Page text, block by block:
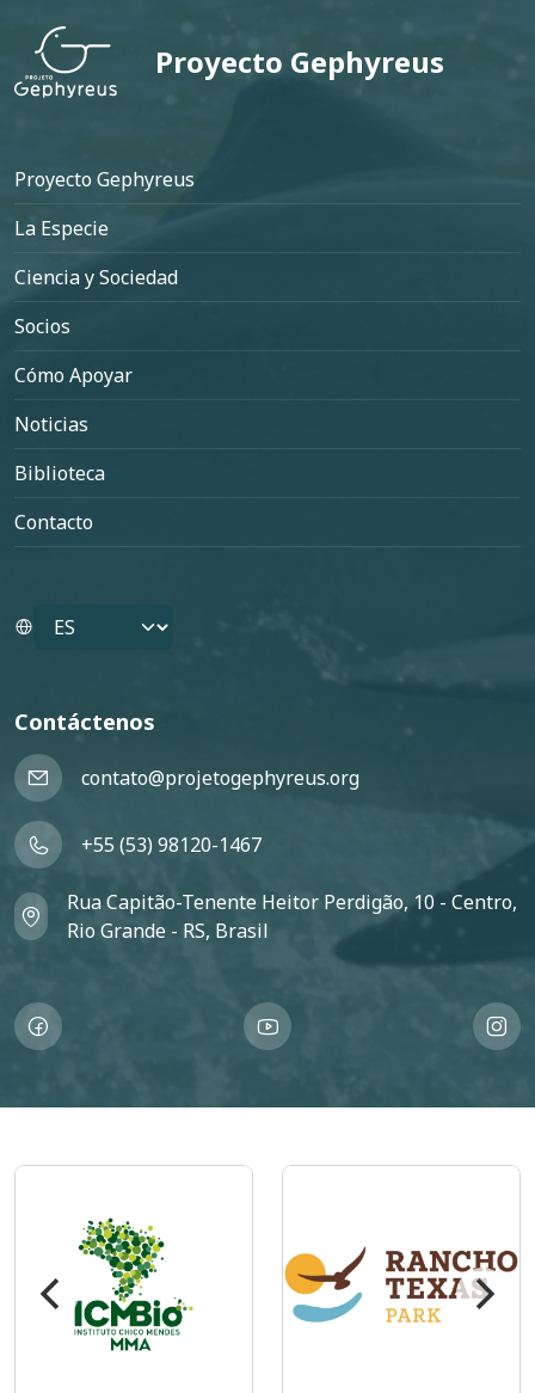
Proyecto Gephyreus
Pie de página
Proyecto Gephyreus
La Especie
Ciencia y Sociedad
Socios
Cómo Apoyar
Noticias
Biblioteca
Contacto
Select your language
Contáctenos
contato@projetogephyreus.org
+55 (53) 98120-1467
Rua Capitão-Tenente Heitor Perdigão, 10 - Centro,
Rio Grande - RS, Brasil
Imagem Imagem